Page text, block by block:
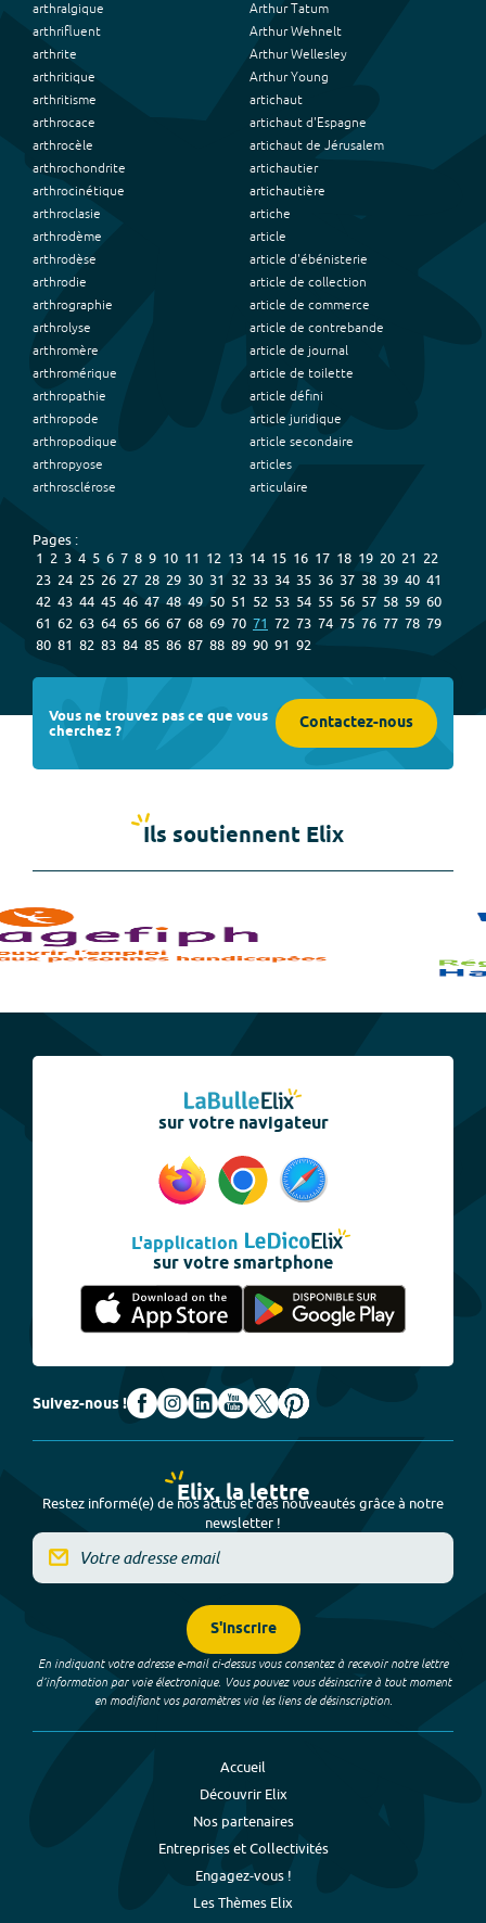
arthralgique
arthrifluent
arthrite
arthritique
arthritisme
arthrocace
arthrocèle
arthrochondrite
arthrocinétique
arthroclasie
arthrodème
arthrodèse
arthrodie
arthrographie
arthrolyse
arthromère
arthromérique
arthropathie
arthropode
arthropodique
arthropyose
arthrosclérose
Arthur Tatum
Arthur Wehnelt
Arthur Wellesley
Arthur Young
artichaut
artichaut d'Espagne
artichaut de Jérusalem
artichautier
artichautière
artiche
article
article d'ébénisterie
article de collection
article de commerce
article de contrebande
article de journal
article de toilette
article défini
article juridique
article secondaire
articles
articulaire
Pages :
1 2 3 4 5 6 7 8 9 10 11 12 13 14 15 16 17 18 19 20 21 22
23 24 25 26 27 28 29 30 31 32 33 34 35 36 37 38 39 40 41
42 43 44 45 46 47 48 49 50 51 52 53 54 55 56 57 58 59 60
61 62 63 64 65 66 67 68 69 70 71 72 73 74 75 76 77 78 79
80 81 82 83 84 85 86 87 88 89 90 91 92
Vous ne trouvez pas ce que vous
cherchez ? Contactez-nous
Ils soutiennent Elix
sur votre navigateur
L'application
sur votre smartphone
Suivez-nous !
Elix, la lettre
Restez informé(e) de nos actus et des nouveautés grâce à notre
newsletter !
S'inscrire
En indiquant votre adresse e-mail ci-dessus vous consentez à recevoir notre lettre
d’information par voie électronique. Vous pouvez vous désinscrire à tout moment
en modifiant vos paramètres via les liens de désinscription.
Accueil
Découvrir Elix
Nos partenaires
Entreprises et Collectivités
Engagez-vous !
Les Thèmes Elix